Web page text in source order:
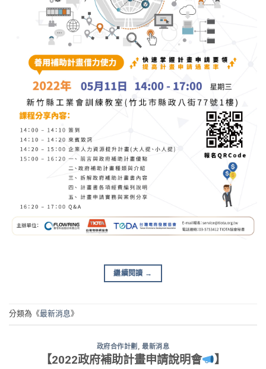
繼續閱讀 →
分類為《最新消息》
政府合作計劃 ,最新消息
【2022政府補助計畫申請說明會 】